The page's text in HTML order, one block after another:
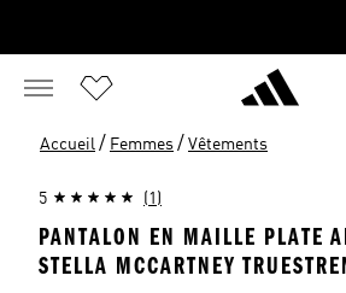
Accueil / Femmes / Vêtements
5 (1)
PANTALON EN MAILLE PLATE
STELLA MCCARTNEY